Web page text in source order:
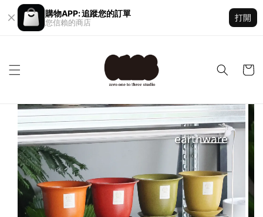
購物APP: 追蹤您的訂單
您信賴的商店
打開